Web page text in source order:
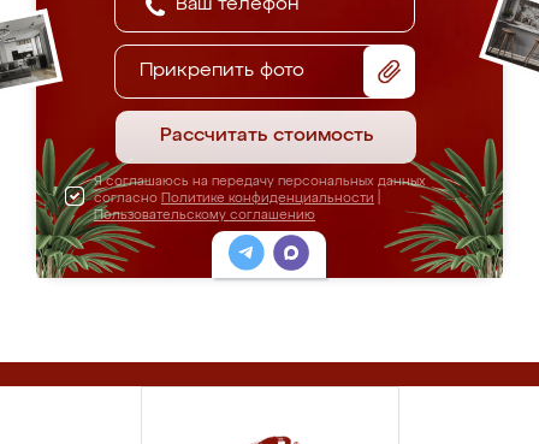
Прикрепить фото
Рассчитать стоимость
Я соглашаюсь на передачу персональных данных
согласно Политике конфиденциальности
Пользовательскому соглашению